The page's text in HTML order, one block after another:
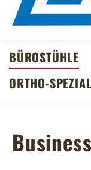
BÜROSTÜHLE
ORTHO-